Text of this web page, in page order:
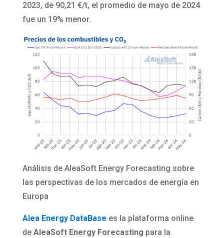
2023, de 90,21 €/t, el promedio de mayo de 2024
fue un 19% menor.
Análisis de AleaSoft Energy Forecasting sobre
las perspectivas de los mercados de energía en
Europa
Alea Energy DataBase es la plataforma online
de AleaSoft Energy Forecasting para la